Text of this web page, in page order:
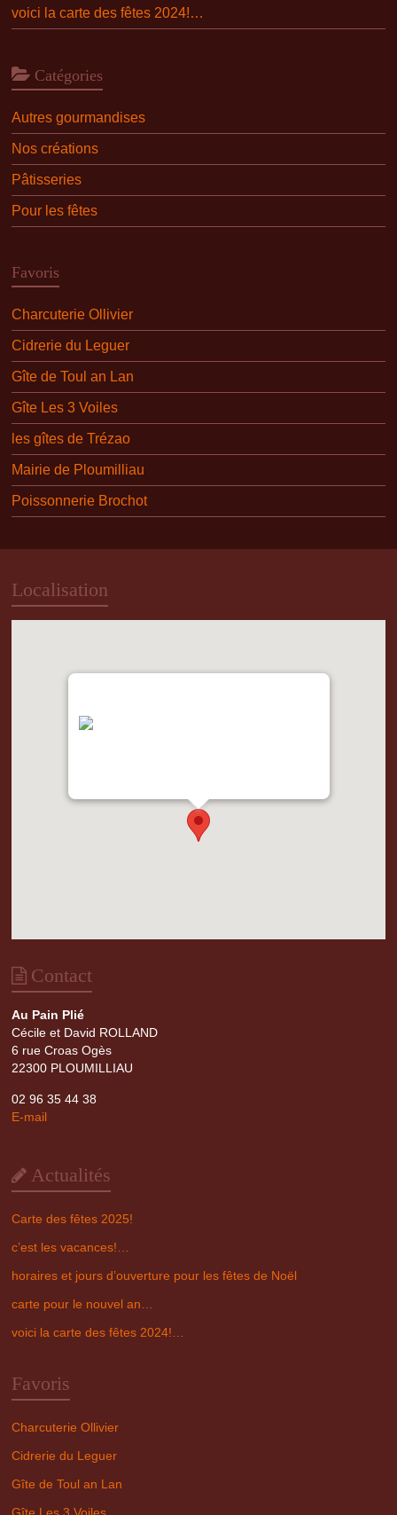
voici la carte des fêtes 2024!…
Catégories
Autres gourmandises
Nos créations
Pâtisseries
Pour les fêtes
Favoris
Charcuterie Ollivier
Cidrerie du Leguer
Gîte de Toul an Lan
Gîte Les 3 Voiles
les gîtes de Trézao
Mairie de Ploumilliau
Poissonnerie Brochot
Localisation
"var d=document,
Contact
Au Pain Plié
Cécile et David ROLLAND
6 rue Croas Ogès
22300 PLOUMILLIAU
02 96 35 44 38
E-mail
Actualités
Carte des fêtes 2025!
c’est les vacances!…
horaires et jours d’ouverture pour les fêtes de Noël
carte pour le nouvel an…
voici la carte des fêtes 2024!…
Favoris
Charcuterie Ollivier
Cidrerie du Leguer
Gîte de Toul an Lan